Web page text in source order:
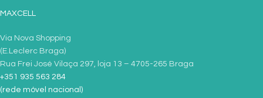
MAXCELL
Via Nova Shopping
(E.Leclerc Braga)
Rua Frei José Vilaça 297, loja 13 – 4705-265 Braga
+351 935 563 284
(rede móvel nacional)